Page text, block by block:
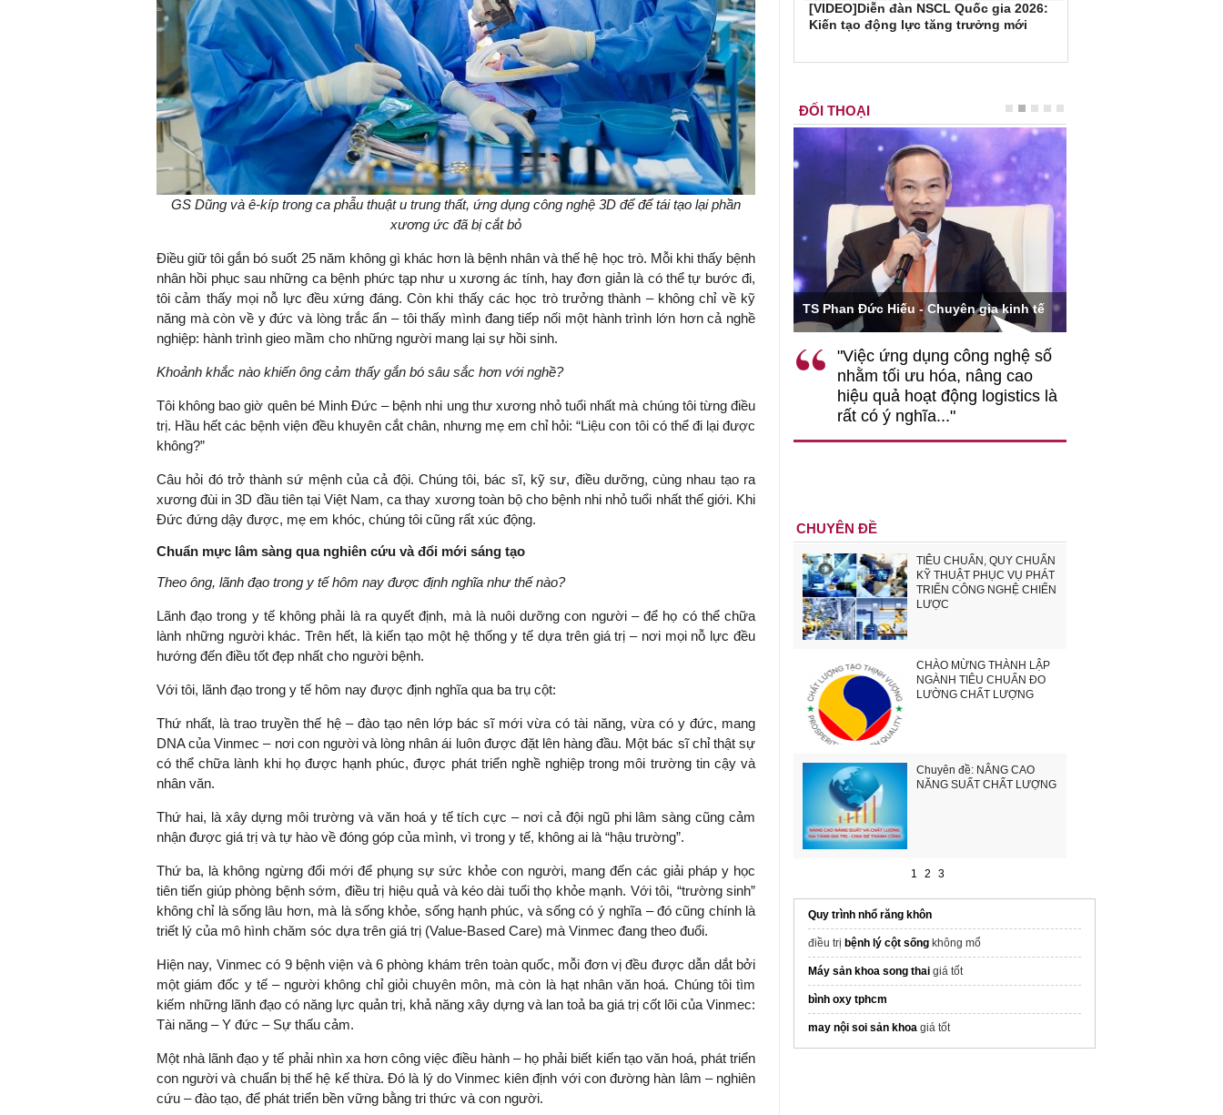
GS Dũng và ê-kíp trong ca phẫu thuật u trung thất, ứng dụng công nghệ 3D để để tái tạo lại phần
xương ức đã bị cắt bỏ
Điều giữ tôi gắn bó suốt 25 năm không gì khác hơn là bệnh nhân và thế hệ học trò. Mỗi khi thấy bệnh
nhân hồi phục sau những ca bệnh phức tạp như u xương ác tính, hay đơn giản là có thể tự bước đi,
tôi cảm thấy mọi nỗ lực đều xứng đáng. Còn khi thấy các học trò trưởng thành – không chỉ về kỹ
năng mà còn về y đức và lòng trắc ẩn – tôi thấy mình đang tiếp nối một hành trình lớn hơn cả nghề
nghiệp: hành trình gieo mầm cho những người mang lại sự hồi sinh.
Khoảnh khắc nào khiến ông cảm thấy gắn bó sâu sắc hơn với nghề?
Tôi không bao giờ quên bé Minh Đức – bệnh nhi ung thư xương nhỏ tuổi nhất mà chúng tôi từng điều
trị. Hầu hết các bệnh viện đều khuyên cắt chân, nhưng mẹ em chỉ hỏi: “Liệu con tôi có thể đi lại được
không?”
Câu hỏi đó trở thành sứ mệnh của cả đội. Chúng tôi, bác sĩ, kỹ sư, điều dưỡng, cùng nhau tạo ra
xương đùi in 3D đầu tiên tại Việt Nam, ca thay xương toàn bộ cho bệnh nhi nhỏ tuổi nhất thế giới. Khi
Đức đứng dậy được, mẹ em khóc, chúng tôi cũng rất xúc động.
Chuẩn mực lâm sàng qua nghiên cứu và đổi mới sáng tạo
Theo ông, lãnh đạo trong y tế hôm nay được định nghĩa như thế nào?
Lãnh đạo trong y tế không phải là ra quyết định, mà là nuôi dưỡng con người – để họ có thể chữa
lành những người khác. Trên hết, là kiến tạo một hệ thống y tế dựa trên giá trị – nơi mọi nỗ lực đều
hướng đến điều tốt đẹp nhất cho người bệnh.
Với tôi, lãnh đạo trong y tế hôm nay được định nghĩa qua ba trụ cột:
Thứ nhất, là trao truyền thế hệ – đào tạo nên lớp bác sĩ mới vừa có tài năng, vừa có y đức, mang
DNA của Vinmec – nơi con người và lòng nhân ái luôn được đặt lên hàng đầu. Một bác sĩ chỉ thật sự
có thể chữa lành khi họ được hạnh phúc, được phát triển nghề nghiệp trong môi trường tin cậy và
nhân văn.
Thứ hai, là xây dựng môi trường và văn hoá y tế tích cực – nơi cả đội ngũ phi lâm sàng cũng cảm
nhận được giá trị và tự hào về đóng góp của mình, vì trong y tế, không ai là “hậu trường”.
Thứ ba, là không ngừng đổi mới để phụng sự sức khỏe con người, mang đến các giải pháp y học
tiên tiến giúp phòng bệnh sớm, điều trị hiệu quả và kéo dài tuổi thọ khỏe mạnh. Với tôi, “trường sinh”
không chỉ là sống lâu hơn, mà là sống khỏe, sống hạnh phúc, và sống có ý nghĩa – đó cũng chính là
triết lý của mô hình chăm sóc dựa trên giá trị (Value-Based Care) mà Vinmec đang theo đuổi.
Hiện nay, Vinmec có 9 bệnh viện và 6 phòng khám trên toàn quốc, mỗi đơn vị đều được dẫn dắt bởi
một giám đốc y tế – người không chỉ giỏi chuyên môn, mà còn là hạt nhân văn hoá. Chúng tôi tìm
kiếm những lãnh đạo có năng lực quản trị, khả năng xây dựng và lan toả ba giá trị cốt lõi của Vinmec:
Tài năng – Y đức – Sự thấu cảm.
Một nhà lãnh đạo y tế phải nhìn xa hơn công việc điều hành – họ phải biết kiến tạo văn hoá, phát triển
con người và chuẩn bị thế hệ kế thừa. Đó là lý do Vinmec kiên định với con đường hàn lâm – nghiên
cứu – đào tạo, để phát triển bền vững bằng tri thức và con người.
[VIDEO]Diễn đàn NSCL Quốc gia 2026:
Kiến tạo động lực tăng trưởng mới
ĐỐI THOẠI
TS. Nguyễn Đức Độ - Phó Viện trưởng
Viện Kinh tế Tài chính
ngay từ bây giờ và trên thực tế
đang được tiến hành như tăng
đầu tư cho khoa học công
nghệ; ban hành các cơ chế
khởi nghiệp..."
nghĩa hỗ trợ ngắn hạn mà còn
đóng vai trò tạo nền tảng cho
tăng trưởng bền vững dài hạn.
TS Phan Đức Hiếu - Chuyên gia kinh tế
"Việc ứng dụng công nghệ số
nhằm tối ưu hóa, nâng cao
hiệu quả hoạt động logistics là
rất có ý nghĩa..."
CHUYÊN ĐỀ
TIÊU CHUẨN, QUY CHUẨN
KỸ THUẬT PHỤC VỤ PHÁT
TRIỂN CÔNG NGHỆ CHIẾN
LƯỢC
CHÀO MỪNG THÀNH LẬP
NGÀNH TIÊU CHUẨN ĐO
LƯỜNG CHẤT LƯỢNG
Chuyên đề: NÂNG CAO
NĂNG SUẤT CHẤT LƯỢNG
1 2 3
Quy trình nhổ răng khôn
điều trị bệnh lý cột sống không mổ
Máy sản khoa song thai giá tốt
bình oxy tphcm
may nội soi sản khoa giá tốt